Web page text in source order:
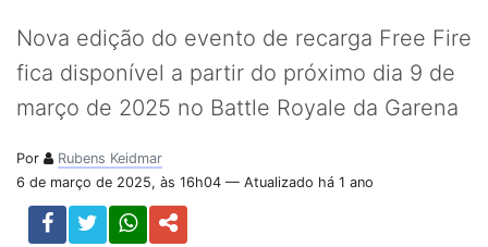
Nova edição do evento de recarga Free Fire
fica disponível a partir do próximo dia 9 de
março de 2025 no Battle Royale da Garena
Por
Rubens Keidmar
6 de março de 2025, às 16h04 — Atualizado há 1 ano